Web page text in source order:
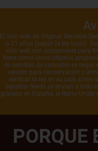
El sitio web de Original Sensible
o 21 años (según la ley local).
sitio web son únicamente para
tiene como único objetivo
de semillas de cannabis es ilegal
venden para conservación y
verificar la ley en su país antes
Sensible Seeds se envían a
gratuito en España, el Reino
PORQUE